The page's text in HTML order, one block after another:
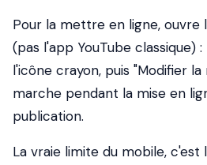
Pour la mettre en ligne, ouvre
(pas l'app YouTube classique)
l'icône crayon, puis "Modifier la
marche pendant la mise en
publication.
La vraie limite du mobile, c'est